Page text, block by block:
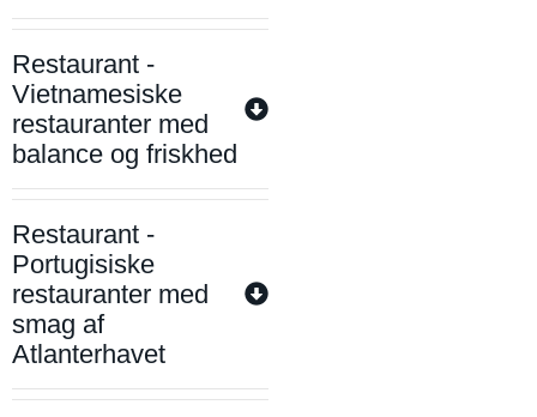
Restaurant -
Vietnamesiske
restauranter med
balance og friskhed
Restaurant -
Portugisiske
restauranter med
smag af
Atlanterhavet